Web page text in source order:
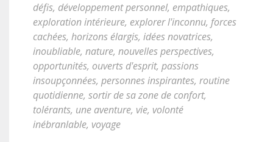
défis, développement personnel, empathiques,
exploration intérieure, explorer l'inconnu, forces
cachées, horizons élargis, idées novatrices,
inoubliable, nature, nouvelles perspectives,
opportunités, ouverts d'esprit, passions
insoupçonnées, personnes inspirantes, routine
quotidienne, sortir de sa zone de confort,
tolérants, une aventure, vie, volonté
inébranlable, voyage